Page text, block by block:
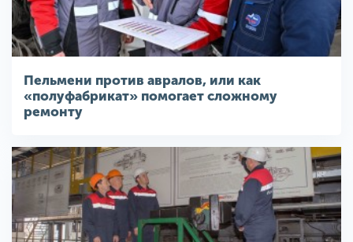
Пельмени против авралов, или как
«полуфабрикат» помогает сложному
ремонту